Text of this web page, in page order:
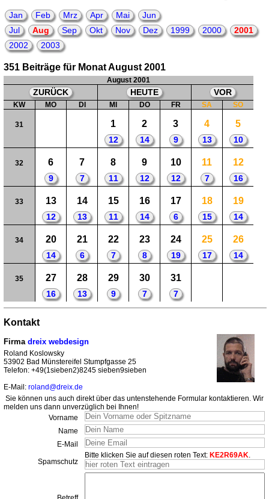
Jan Feb Mrz Apr Mai
Jun
Jul
Aug Sep Okt Nov Dez 1999 2000
2001
2002
2003
351 Beiträge für Monat August 2001
August 2001
ZURÜCK HEUTE VOR
KW MO DI MI DO FR SA SO
31 1
12
2
14
3
9
4
13
5
10
32 6
9
7
7
8
11
9
12
10
12
11
7
12
16
33 13
12
14
13
15
11
16
14
17
6
18
15
19
14
34 20
14
21
6
22
7
23
8
24
19
25
17
26
14
35 27
16
28
13
29
9
30
7
31
7
Kontakt
Firma dreix webdesign
Roland Koslowsky
53902 Bad Münstereifel Stumpfgasse 25
Telefon: +49(1sieben2)8245 sieben9sieben
E-Mail: roland@dreix.de
Sie können uns auch direkt über das untenstehende Formular kontaktieren. Wir
melden uns dann unverzüglich bei Ihnen!
Vorname
Name
E-Mail
Spamschutz
Bitte klicken Sie auf diesen roten Text: KE2R69AK.